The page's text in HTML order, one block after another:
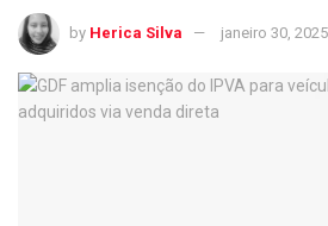
by Herica Silva janeiro 30, 2025